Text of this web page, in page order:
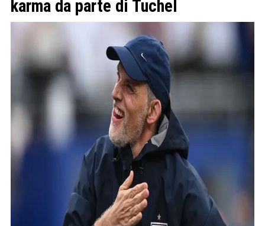
karma da parte di Tuchel